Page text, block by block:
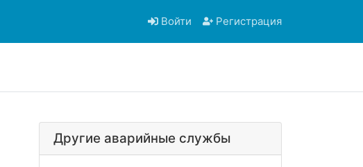
Войти Регистрация
Другие аварийные службы